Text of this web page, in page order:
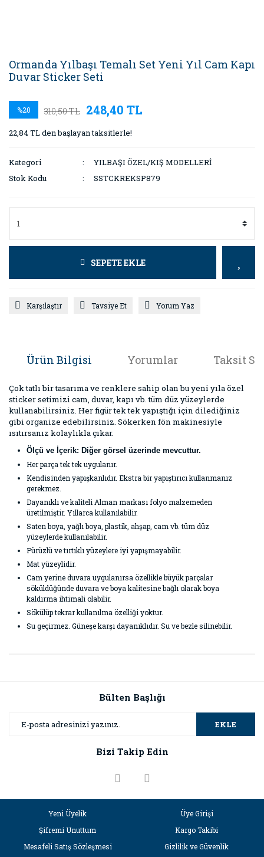
Ormanda Yılbaşı Temalı Set Yeni Yıl Cam Kapı
Duvar Sticker Seti
%20 310,50 TL 248,40 TL
22,84 TL den başlayan taksitlerle!
Kategori
YILBAŞI ÖZEL/KIŞ MODELLERİ
Stok Kodu
SSTCKREKSP879
SEPETE EKLE
Karşılaştır Tavsiye Et Yorum Yaz
Ürün Bilgisi Yorumlar Taksit
Çok tatlı bir tasarıma ve renklere sahip olan bu yeni yıla özel
sticker setimizi cam, duvar, kapı vb. tüm düz yüzeylerde
kullanabilirsiniz. Her figür tek tek yapıştığı için dilediğiniz
gibi organize edebilirsiniz. Sökerken fön makinesiyle
ısıtırsanız kolaylıkla çıkar.
Ölçü ve İçerik: Diğer görsel üzerinde mevcuttur.
Her parça tek tek uygulanır.
Kendisinden yapışkanlıdır. Ekstra bir yapıştırıcı kullanmanız
gerekmez.
Dayanıklı ve kaliteli Alman markası folyo malzemeden
üretilmiştir. Yıllarca kullanılabilir.
Saten boya, yağlı boya, plastik, ahşap, cam vb. tüm düz
yüzeylerde kullanılabilir.
Pürüzlü ve tırtıklı yüzeylere iyi yapışmayabilir.
Mat yüzeylidir.
Cam yerine duvara uygulanırsa özellikle büyük parçalar
söküldüğünde duvara ve boya kalitesine bağlı olarak boya
kaldırma ihtimali olabilir.
Sökülüp tekrar kullanılma özelliği yoktur.
Su geçirmez. Güneşe karşı dayanıklıdır. Su ve bezle silinebilir.
Görüş ve önerileriniz için teşekkür ederiz.
Ürün resmi kalitesiz, bozuk veya görüntülenemiyor.
Ürün bilgilerinde hatalar bulunuyor.
Bülten Başlığı
EKLE
Bizi Takip Edin
Yeni Üyelik
Üye Girişi
Şifremi Unuttum
Kargo Takibi
Mesafeli Satış Sözleşmesi
Gizlilik ve Güvenlik